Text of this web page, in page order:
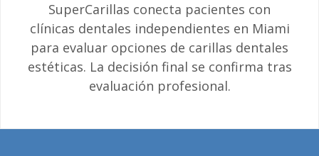
SuperCarillas conecta pacientes con
clínicas dentales independientes en Miami
para evaluar opciones de carillas dentales
estéticas. La decisión final se confirma tras
evaluación profesional.